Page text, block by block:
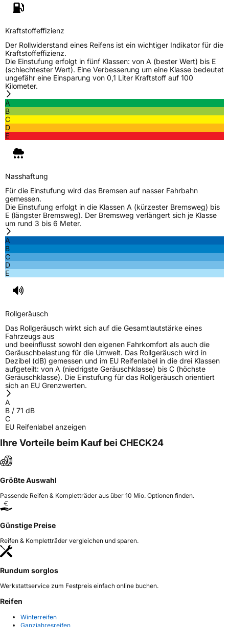
Kraftstoffeffizienz
Der Rollwiderstand eines Reifens ist ein wichtiger Indikator für die
Kraftstoffeffizienz.
Die Einstufung erfolgt in fünf Klassen: von A (bester Wert) bis E
(schlechtester Wert). Eine Verbesserung um eine Klasse bedeutet
ungefähr eine Einsparung von 0,1 Liter Kraftstoff auf 100
Kilometer.
A
B
C
D
E
Nasshaftung
Für die Einstufung wird das Bremsen auf nasser Fahrbahn
gemessen.
Die Einstufung erfolgt in die Klassen A (kürzester Bremsweg) bis
E (längster Bremsweg). Der Bremsweg verlängert sich je Klasse
um rund 3 bis 6 Meter.
A
B
C
D
E
Rollgeräusch
Das Rollgeräusch wirkt sich auf die Gesamtlautstärke eines
Fahrzeugs aus
und beeinflusst sowohl den eigenen Fahrkomfort als auch die
Geräuschbelastung für die Umwelt. Das Rollgeräusch wird in
Dezibel (dB) gemessen und im EU Reifenlabel in die drei Klassen
aufgeteilt: von A (niedrigste Geräuschklasse) bis C (höchste
Geräuschklasse). Die Einstufung für das Rollgeräusch orientiert
sich an EU Grenzwerten.
A
B / 71 dB
C
EU Reifenlabel anzeigen
Ihre Vorteile beim Kauf bei CHECK24
Größte Auswahl
Passende Reifen & Kompletträder aus über 10 Mio. Optionen finden.
Günstige Preise
Reifen & Kompletträder vergleichen und sparen.
Rundum sorglos
Werkstattservice zum Festpreis einfach online buchen.
Reifen
Winterreifen
Ganzjahresreifen